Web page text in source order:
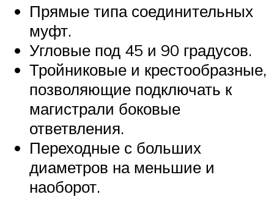
Прямые типа соединительных
муфт.
Угловые под 45 и 90 градусов.
Тройниковые и крестообразные,
позволяющие подключать к
магистрали боковые
ответвления.
Переходные с больших
диаметров на меньшие и
наоборот.